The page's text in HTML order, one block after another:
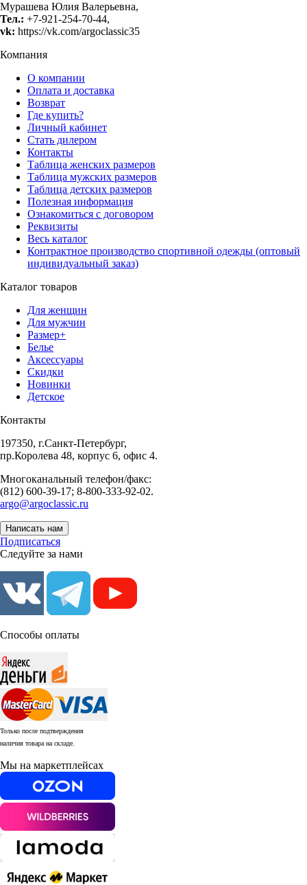
Мурашева Юлия Валерьевна,
Тел.: +7-921-254-70-44,
vk: https://vk.com/argoclassic35
Компания
О компании
Оплата и доставка
Возврат
Где купить?
Личный кабинет
Стать дилером
Контакты
Таблица женских размеров
Таблица мужских размеров
Таблица детских размеров
Полезная информация
Ознакомиться с договором
Реквизиты
Весь каталог
Контрактное производство спортивной одежды (оптовый
индивидуальный заказ)
Каталог товаров
Для женщин
Для мужчин
Размер+
Белье
Аксессуары
Скидки
Новинки
Детское
Контакты
197350, г.Санкт-Петербург,
пр.Королева 48, корпус 6, офис 4.
Многоканальный телефон/факс:
(812) 600-39-17; 8-800-333-92-02.
argo@argoclassic.ru
Написать нам
Подписаться
Следуйте за нами
Способы оплаты
Только после подтверждения
наличия товара на складе.
Мы на маркетплейсах